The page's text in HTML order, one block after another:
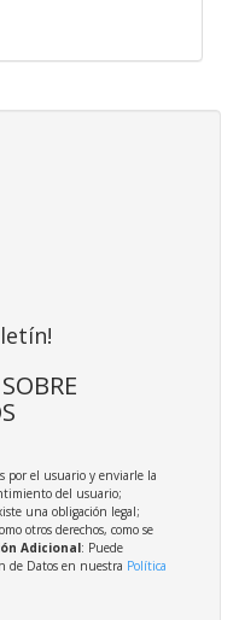
por el usuario y enviarle la
del usuario;
una obligación legal;
otros derechos, como se
Adicional: Puede
de Datos en nuestra Política